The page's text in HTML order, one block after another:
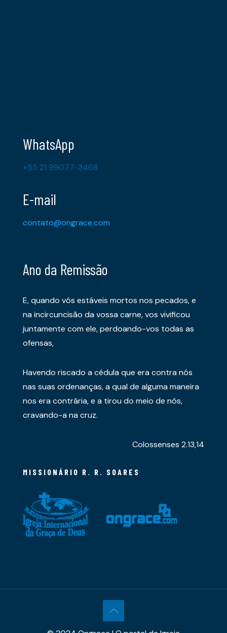
WhatsApp
+55 21 99077-3468
E-mail
contato@ongrace.com
Ano da Remissão
E, quando vós estáveis mortos nos pecados, e
na incircuncisão da vossa carne, vos vivificou
juntamente com ele, perdoando-vos todas as
ofensas,
Havendo riscado a cédula que era contra nós
nas suas ordenanças, a qual de alguma maneira
nos era contrária, e a tirou do meio de nós,
cravando-a na cruz.
Colossenses 2.13,14
MISSIONÁRIO R. R. SOARES